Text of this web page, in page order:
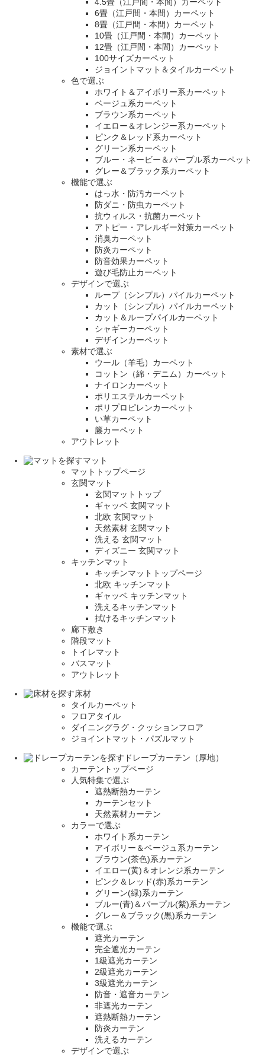
6畳（江戸間・本間）カーペット
8畳（江戸間・本間）カーペット
10畳（江戸間・本間）カーペット
12畳（江戸間・本間）カーペット
100サイズカーペット
ジョイントマット＆タイルカーペット
色で選ぶ
ホワイト＆アイボリー系カーペット
ベージュ系カーペット
ブラウン系カーペット
イエロー＆オレンジー系カーペット
ピンク＆レッド系カーペット
グリーン系カーペット
ブルー・ネービー＆パープル系カーペット
グレー＆ブラック系カーペット
機能で選ぶ
はっ水・防汚カーペット
防ダニ・防虫カーペット
抗ウィルス・抗菌カーペット
アトピー・アレルギー対策カーペット
消臭カーペット
防炎カーペット
防音効果カーペット
遊び毛防止カーペット
デザインで選ぶ
ループ（シンプル）パイルカーペット
カット（シンプル）パイルカーペット
カット＆ループパイルカーペット
シャギーカーペット
デザインカーペット
素材で選ぶ
ウール（羊毛）カーペット
コットン（綿・デニム）カーペット
ナイロンカーペット
ポリエステルカーペット
ポリプロピレンカーペット
い草カーペット
籐カーペット
アウトレット
マット
マットトップページ
玄関マット
玄関マットトップ
ギャッベ 玄関マット
北欧 玄関マット
天然素材 玄関マット
洗える 玄関マット
ディズニー 玄関マット
キッチンマット
キッチンマットトップページ
北欧 キッチンマット
ギャッベ キッチンマット
洗えるキッチンマット
拭けるキッチンマット
廊下敷き
階段マット
トイレマット
バスマット
アウトレット
床材
タイルカーペット
フロアタイル
ダイニングラグ・クッションフロア
ジョイントマット・パズルマット
ドレープカーテン（厚地）
カーテントップページ
人気特集で選ぶ
遮熱断熱カーテン
カーテンセット
天然素材カーテン
カラーで選ぶ
ホワイト系カーテン
アイボリー＆ベージュ系カーテン
ブラウン(茶色)系カーテン
イエロー(黄)＆オレンジ系カーテン
ピンク＆レッド(赤)系カーテン
グリーン(緑)系カーテン
ブルー(青)＆パープル(紫)系カーテン
グレー＆ブラック(黒)系カーテン
機能で選ぶ
遮光カーテン
完全遮光カーテン
1級遮光カーテン
2級遮光カーテン
3級遮光カーテン
防音・遮音カーテン
非遮光カーテン
遮熱断熱カーテン
防炎カーテン
洗えるカーテン
デザインで選ぶ